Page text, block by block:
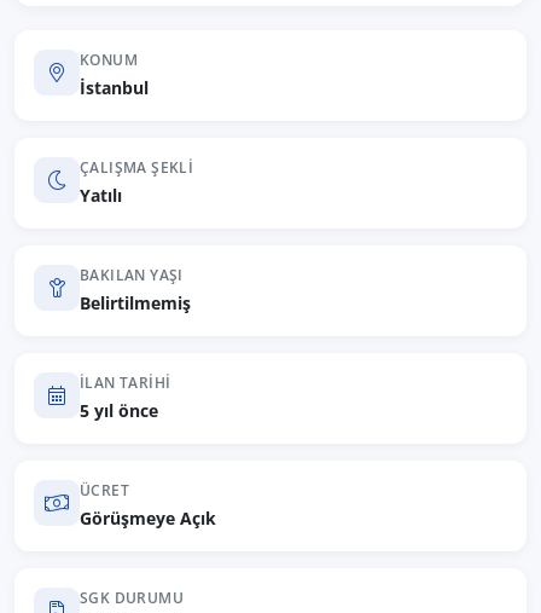
KONUM
İstanbul
ÇALIŞMA ŞEKLI
Yatılı
BAKILAN YAŞI
Belirtilmemiş
İLAN TARIHI
5 yıl önce
ÜCRET
Görüşmeye Açık
SGK DURUMU